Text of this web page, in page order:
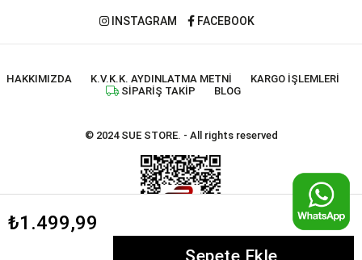
₺1.499,99
INSTAGRAM FACEBOOK
HAKKIMIZDA K.V.K.K. AYDINLATMA METNI
KARGO İŞLEMLERI
SIPARIŞ TAKIP
BLOG
© 2024 SUE STORE. - All rights reserved